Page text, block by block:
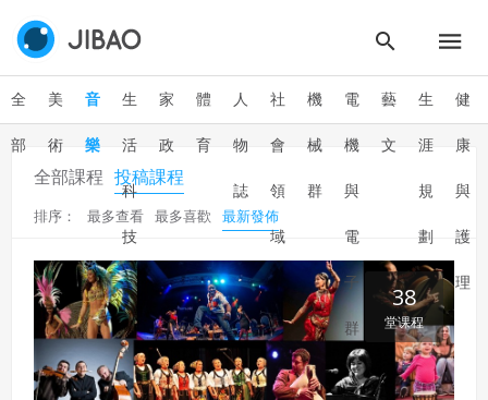
全
部
美
術
音
樂
生
活
科
技
家
政
體
育
人
物
誌
社
會
領
域
機
械
群
電
機
與
電
子
群
藝
文
生
涯
規
劃
健
康
與
護
理
全部課程 投稿課程
排序： 最多查看 最多喜歡 最新發佈
38
堂课程